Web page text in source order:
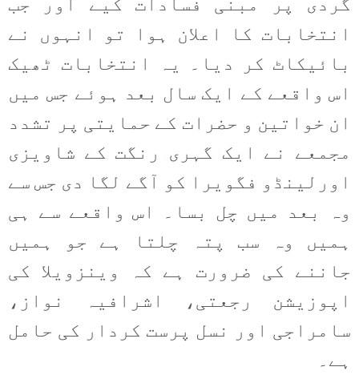
انتخابات کا اعلان ہوا تو انہوں نے
بائیکاٹ کر دیا۔ یہ انتخابات ٹھیک
اس واقعے کے ایک سال بعد ہوئے جس میں
ان خواتین و حضرات کے حمایتی پر تشدد
مجمعے نے ایک گہری رنگت کے شاویزی
اورلینڈو فگویرا کو آگے لگا دی جس سے
وہ بعد میں چل بسا۔ اس واقعے سے ہی
ہمیں وہ سب پتہ چلتا ہے جو ہمیں
جاننے کی ضرورت ہے کہ وینزویلا کی
اپوزیشن رجعتی، اشرافیہ نواز،
سامراجی اور نسل پرست کردار کی حامل
ہے۔